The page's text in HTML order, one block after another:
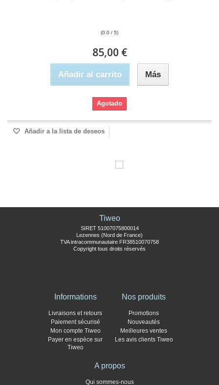
(0.0 / 5)
85,00 €
Añadir al carrito Más
Agotado
Añadir a la lista de deseos
Tiweo
SIRET 51007075800014
Lezennes (Nord de France)
TVA intracommunautaire FR38510070758
Copyright tous droits réservés
Informations
Livraisons et retours
Paiement sécurisé
Mon compte Tiweo
Payer en espèce sur
Tiweo
Nos produits
Promotions
Nouveautés
Meilleures ventes
Les avis clients Tiweo
A propos
Qui sommes-nous